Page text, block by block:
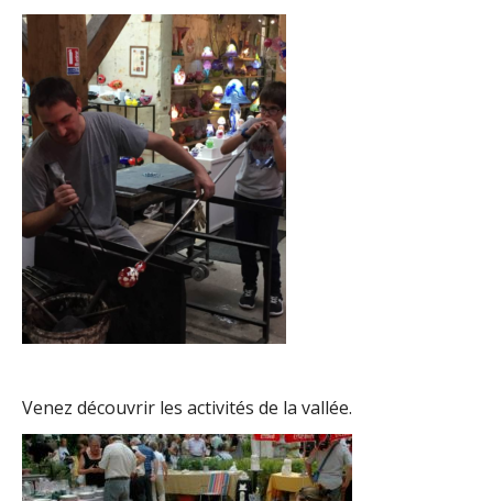
Venez découvrir les activités de la vallée.